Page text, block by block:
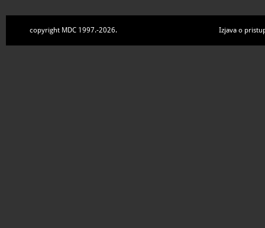
copyright MDC 1997.-2026. Izjava o